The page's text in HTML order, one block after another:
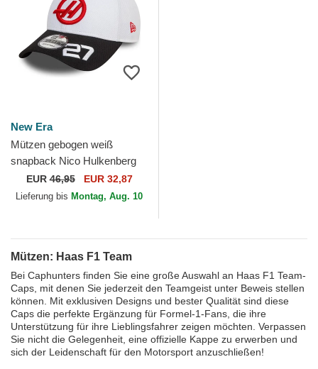
New Era
Mützen gebogen weiß
snapback Nico Hulkenberg
9FORTY der Haas F1 Team
Formula 1 von New Era
EUR46,95 EUR 32,87
Lieferung bis Montag, Aug. 10
Mützen: Haas F1 Team
Bei Caphunters finden Sie eine große Auswahl an Haas F1 Team-
Caps, mit denen Sie jederzeit den Teamgeist unter Beweis stellen
können. Mit exklusiven Designs und bester Qualität sind diese
Caps die perfekte Ergänzung für Formel-1-Fans, die ihre
Unterstützung für ihre Lieblingsfahrer zeigen möchten. Verpassen
Sie nicht die Gelegenheit, eine offizielle Kappe zu erwerben und
sich der Leidenschaft für den Motorsport anzuschließen!